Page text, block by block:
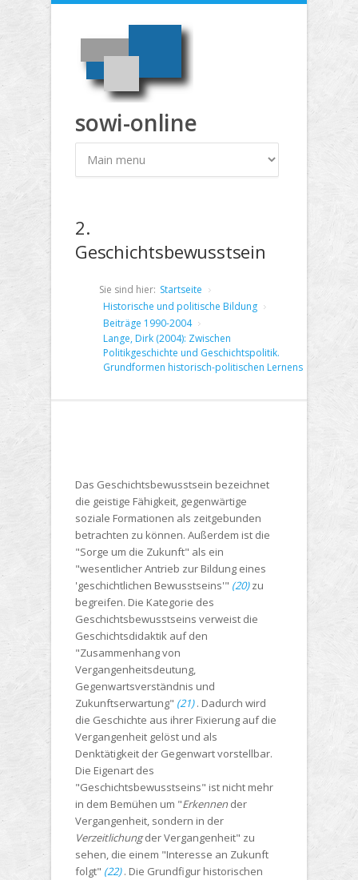
Direkt zum Inhalt
sowi-online
2.
Geschichtsbewusstsein
Sie sind hier: Startseite
Historische und politische Bildung
Beiträge 1990-2004
Lange, Dirk (2004): Zwischen
Politikgeschichte und Geschichtspolitik.
Grundformen historisch-politischen Lernens
Das Geschichtsbewusstsein bezeichnet
die geistige Fähigkeit, gegenwärtige
soziale Formationen als zeitgebunden
betrachten zu können. Außerdem ist die
"Sorge um die Zukunft" als ein
"wesentlicher Antrieb zur Bildung eines
'geschichtlichen Bewusstseins'" (20)zu
begreifen. Die Kategorie des
Geschichtsbewusstseins verweist die
Geschichtsdidaktik auf den
"Zusammenhang von
Vergangenheitsdeutung,
Gegenwartsverständnis und
Zukunftserwartung" (21). Dadurch wird
die Geschichte aus ihrer Fixierung auf die
Vergangenheit gelöst und als
Denktätigkeit der Gegenwart vorstellbar.
Die Eigenart des
"Geschichtsbewusstseins" ist nicht mehr
in dem Bemühen um "Erkennen der
Vergangenheit, sondern in der
Verzeitlichungder Vergangenheit" zu
sehen, die einem "Interesse an Zukunft
folgt" (22). Die Grundfigur historischen